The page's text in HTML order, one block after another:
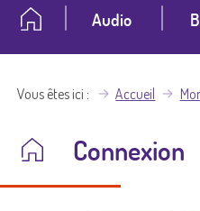
Audio
Vous êtes ici Accueil
Connexion